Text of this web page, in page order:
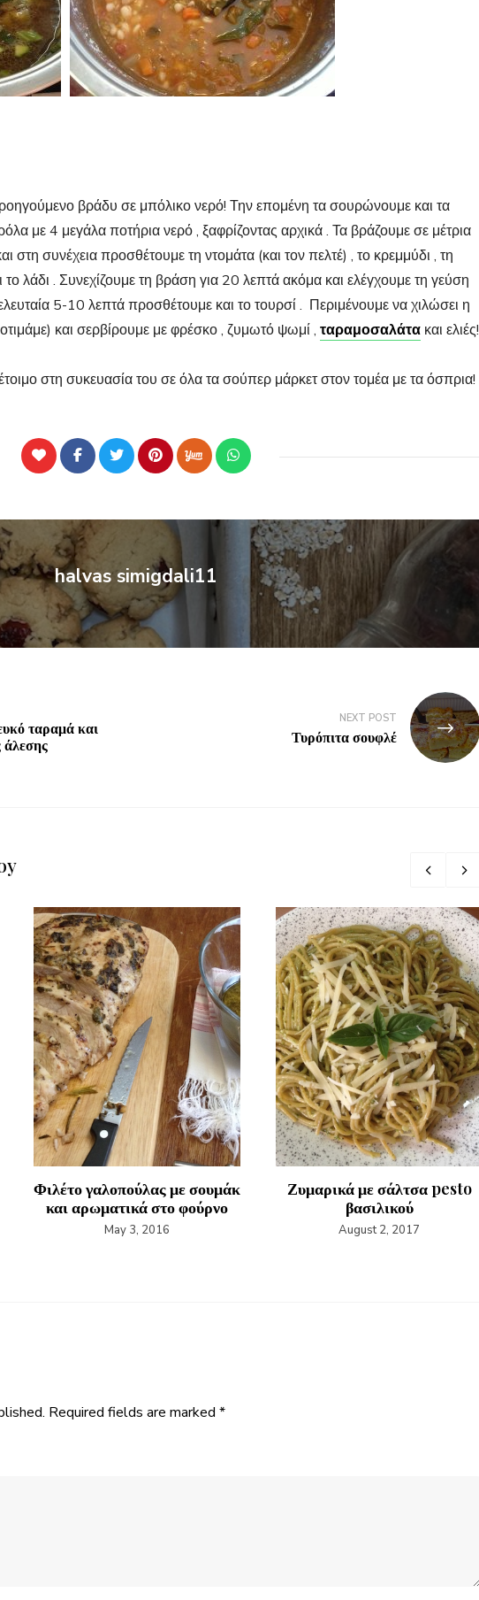
βράδυ σε μπόλικο νερό! Την επομένη τα σουρώνουμε και τα
με 4 μεγάλα ποτήρια νερό , ξαφρίζοντας αρχικά . Τα βράζουμε σε μέτρια
στη συνέχεια προσθέτουμε τη ντομάτα (και τον πελτέ) , το κρεμμύδι , τη
λάδι . Συνεχίζουμε τη βράση για 20 λεπτά ακόμα και ελέγχουμε τη γεύση
5-10 λεπτά προσθέτουμε και το τουρσί . Περιμένουμε να χιλώσει η
και σερβίρουμε με φρέσκο , ζυμωτό ψωμί , ταραμοσαλάτα και ελιές!
στη συκευασία του σε όλα τα σούπερ μάρκετ στον τομέα με τα όσπρια!
halvas simigdali11
ταραμά και
NEXT POST
Τυρόπιτα σουφλέ
Φιλέτο γαλοπούλας με σουμάκ
και αρωματικά στο φούρνο
May 3, 2016
Ζυμαρικά με σάλτσα pesto
βασιλικού
August 2, 2017
Required fields are marked *